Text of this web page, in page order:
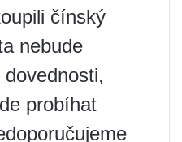
čínský
nebude
probíhat